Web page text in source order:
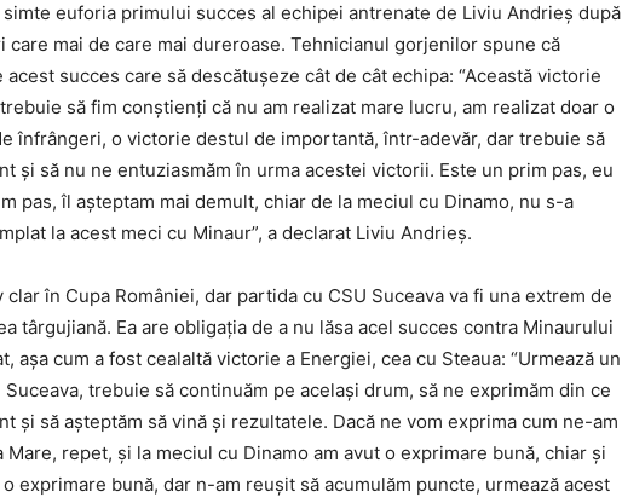
euforia primului succes al echipei antrenate de Liviu Andrieş după
mai de care mai dureroase. Tehnicianul gorjenilor spune că
succes care să descătuşeze cât de cât echipa: “Această victorie
să fim conştienţi că nu am realizat mare lucru, am realizat doar o
înfrângeri, o victorie destul de importantă, într-adevăr, dar trebuie să
şi să nu ne entuziasmăm în urma acestei victorii. Este un prim pas, eu
pas, îl aşteptam mai demult, chiar de la meciul cu Dinamo, nu s-a
la acest meci cu Minaur”, a declarat Liviu Andrieş.
în Cupa României, dar partida cu CSU Suceava va fi una extrem de
târgujiană. Ea are obligaţia de a nu lăsa acel succes contra Minaurului
aşa cum a fost cealaltă victorie a Energiei, cea cu Steaua: “Urmează un
trebuie să continuăm pe acelaşi drum, să ne exprimăm din ce
şi să aşteptăm să vină şi rezultatele. Dacă ne vom exprima cum ne-am
repet, şi la meciul cu Dinamo am avut o exprimare bună, chiar şi
exprimare bună, dar n-am reuşit să acumulăm puncte, urmează acest